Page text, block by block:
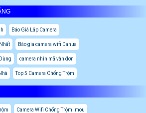
Báo Giá Lắp Camera
Báo gia camera wifi Dahua
camera nhìn mã vận đơn
Top 5 Camera Chống Trộm
Camera Wifi Chống Trộm Imou